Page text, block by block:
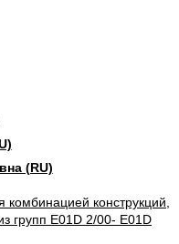
(RU)
конструкций,
групп E01D 2/00- E01D